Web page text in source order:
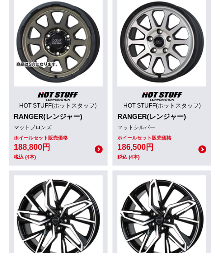
HOT STUFF(ホットスタッフ)
RANGER(レンジャー)
マットブロンズ
ホイールセット販売価格
188,800円
税込 (4本)
HOT STUFF(ホットスタッフ)
RANGER(レンジャー)
マットシルバー
ホイールセット販売価格
186,500円
税込 (4本)